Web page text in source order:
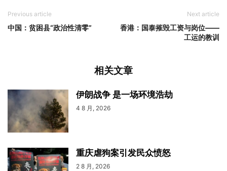
Previous article
中国：贫困县“政治性清零”
Next article
香港：国泰摧毁工资与岗位——
工运的教训
相关文章
伊朗战争 是一场环境浩劫
4 8 月, 2026
重庆虐狗案引发民众愤怒
2 8 月, 2026